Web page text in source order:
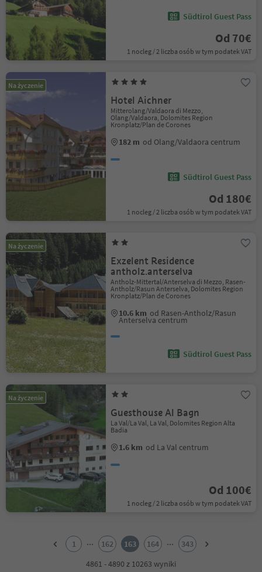
Südtirol Guest Pass
Od 70€
1 nocleg / 2 liczba osób w tym podatek VAT
Na życzenie
Hotel Aichner
Mitterolang/Valdaora di Mezzo,
Olang/Valdaora, Dolomites Region
Kronplatz/Plan de Corones
182 m od Olang/Valdaora centrum
Südtirol Guest Pass
Od 180€
1 nocleg / 2 liczba osób w tym podatek VAT
Na życzenie
Exzelent Residence
antholz.anterselva
Antholz-Mittertal/Anterselva di Mezzo, Rasen-
Antholz/Rasun Anterselva, Dolomites Region
Kronplatz/Plan de Corones
10.6 km od Rasen-Antholz/Rasun
Anterselva centrum
Südtirol Guest Pass
Na życzenie
Guesthouse Al Bagn
La Val/La Val, La Val, Dolomites Region Alta
Badia
1.6 km od La Val centrum
Od 100€
1 nocleg / 2 liczba osób w tym podatek VAT
1 ... 162 163 164 ...
343
4861 - 4890 z 10263 wyniki